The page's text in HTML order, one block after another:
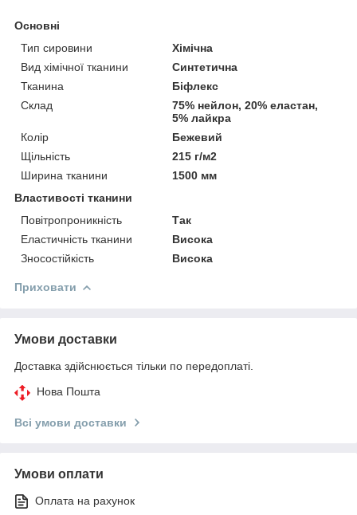
Основні
Тип сировини
Хімічна
Вид хімічної тканини
Синтетична
Тканина
Біфлекс
Склад
75% нейлон, 20% еластан,
5% лайкра
Колір
Бежевий
Щільність
215 г/м2
Ширина тканини
1500 мм
Властивості тканини
Повітропроникність
Так
Еластичність тканини
Висока
Зносостійкість
Висока
Приховати
Умови доставки
Доставка здійснюється тільки по передоплаті.
Нова Пошта
Всі умови доставки
Умови оплати
Оплата на рахунок